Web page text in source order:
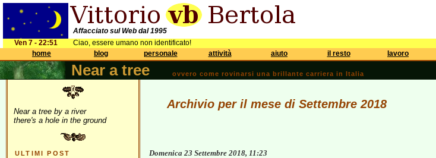
Affacciato sul Web dal 1995
Ven 7 - 22:51
Ciao, essere umano non identificato!
home
blog personale attività aiuto il resto lavoro
Near a tree ovvero come rovinarsi una brillante carriera in Italia
Near a tree by a river
there's a hole in the ground
ULTIMI POST
Archivio per il mese di Settembre 2018
Domenica 23 Settembre 2018, 11:23